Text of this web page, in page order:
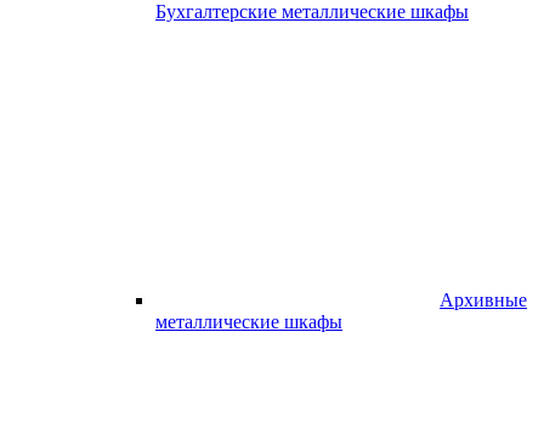
Бухгалтерские металлические шкафы
Архивные
металлические шкафы